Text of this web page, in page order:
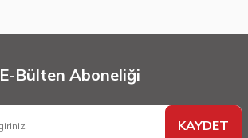
E-Bülten Aboneliği
KAYDET